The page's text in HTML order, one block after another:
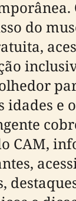
do
idades e
CAM,